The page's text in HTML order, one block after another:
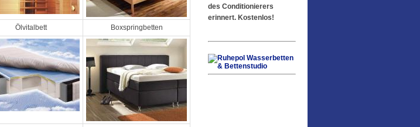
Ölvitalbett Boxspringbetten
des Conditionierers
erinnert. Kostenlos!